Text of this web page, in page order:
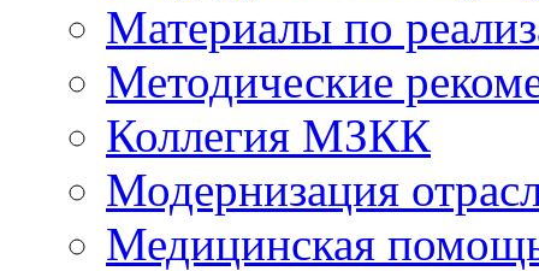
Материалы по
Методические
Коллегия МЗКК
Модернизация
Медицинская